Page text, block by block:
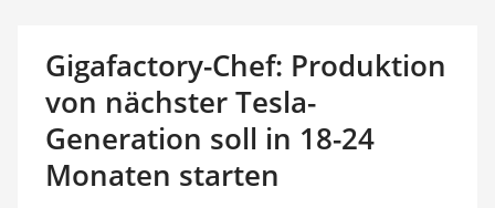
Gigafactory-Chef: Produktion
von nächster Tesla-
Generation soll in 18-24
Monaten starten